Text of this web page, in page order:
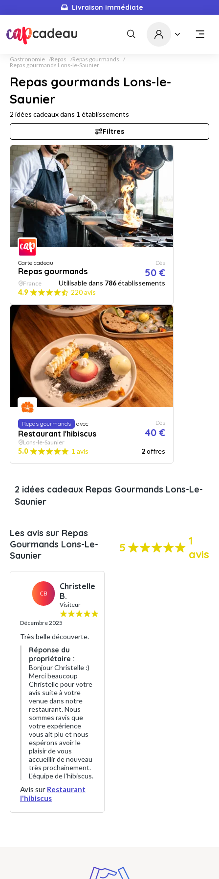
Livraison immédiate
Gastronomie Repas
Repas gourmands
Repas gourmands Lons-le-Saunier
Repas gourmands Lons-le-
Saunier
2 idées cadeaux dans 1 établissements
Filtres
Carte cadeau
Repas gourmands
Dès
50 €
France Utilisable dans 786établissements
4.9
220 avis
Repas gourmands avec
Restaurant l'hibiscus
Dès
40 €
Lons-le-Saunier
5.0 1 avis 2offres
2 idées cadeaux Repas Gourmands Lons-Le-
Saunier
Les avis sur Repas
Gourmands Lons-Le-
Saunier
5
1
avis
CB
Christelle
B.
Visiteur
Décembre 2025
Très belle découverte.
Réponse du
propriétaire :
Bonjour Christelle :)
Merci beaucoup
Christelle pour votre
avis suite à votre
venue dans notre
restaurant. Nous
sommes ravis que
votre expérience
vous ait plu et nous
espérons avoir le
plaisir de vous
accueillir de nouveau
très prochainement.
L'équipe de l'hibiscus.
Avis sur Restaurant
l'hibiscus